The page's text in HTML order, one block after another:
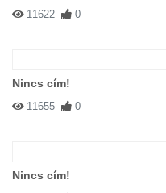
11622 0
Nincs cím!
11655 0
Nincs cím!